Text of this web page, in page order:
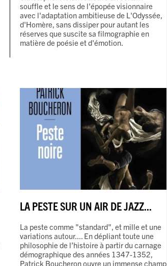
souffle et le sens de l'épopée visionnaire
avec l'adaptation ambitieuse de L'Odyssée,
d'Homère, sans dissiper pour autant les
réserves que suscite sa filmographie en
matière de poésie et d'émotion.
LA PESTE SUR UN AIR DE JAZZ...
La peste comme "standard", et mille et une
variations autour.... En dépliant toute une
philosophie de l’histoire à partir du carnage
démographique des années 1347-1352,
Patrick Boucheron ouvre un immense champ